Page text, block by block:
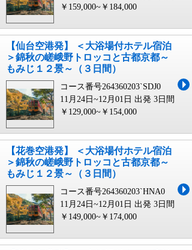
￥159,000~￥184,000
【仙台空港発】 ＜大浴場付ホテル宿泊
＞錦秋の嵯峨野トロッコと古都京都～
もみじ１２景～（３日間）
コース番号264360203`SDJ0
11月24日~12月01日 出発 3日間
￥129,000~￥154,000
【花巻空港発】 ＜大浴場付ホテル宿泊
＞錦秋の嵯峨野トロッコと古都京都～
もみじ１２景～（３日間）
コース番号264360203`HNA0
11月24日~12月01日 出発 3日間
￥149,000~￥174,000